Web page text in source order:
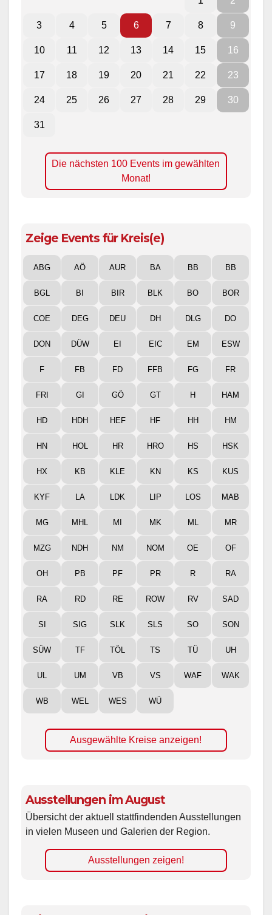
3 4 5 6 7 8 9
10 11 12 13 14 15 16
17 18 19 20 21 22 23
24 25 26 27 28 29 30
31
Die nächsten 100 Events im gewählten
Monat!
Zeige Events für Kreis(e)
ABG AÖ AUR BA BB BB
BGL BI BIR BLK BO BOR
COE DEG DEU DH DLG DO
DON DÜW EI EIC EM ESW
F FB FD FFB FG FR
FRI GI GÖ GT H HAM
HD HDH HEF HF HH HM
HN HOL HR HRO HS HSK
HX KB KLE KN KS KUS
KYF LA LDK LIP LOS MAB
MG MHL MI MK ML MR
MZG NDH NM NOM OE OF
OH PB PF PR R RA
RA RD RE ROW RV SAD
SI SIG SLK SLS SO SON
SÜW TF TÖL TS TÜ UH
UL UM VB VS WAF WAK
WB WEL WES WÜ
Ausgewählte Kreise anzeigen!
Ausstellungen im August
Übersicht der aktuell stattfindenden Ausstellungen
in vielen Museen und Galerien der Region.
Ausstellungen zeigen!